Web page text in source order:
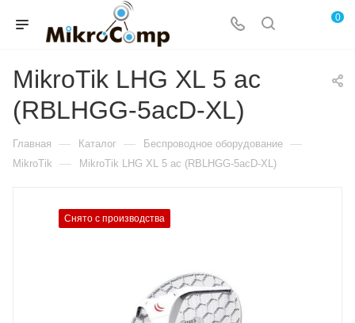
0
MikroTik LHG XL 5 ac
(RBLHGG-5acD-XL)
Главная — Каталог — Беспроводное оборудование —
MikroTik — MikroTik LHG XL 5 ac (RBLHGG-5acD-XL)
Снято с производства